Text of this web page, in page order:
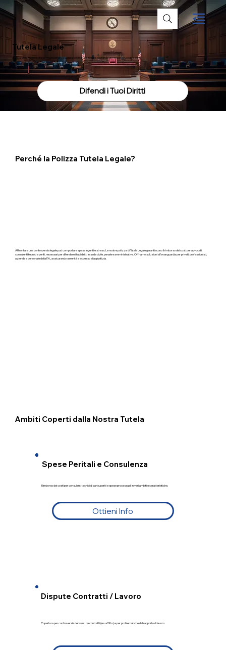
Perché la Polizza Tutela Legale?
Affrontare una controversia legale può comportare spese ingenti e stress. Le nostre polizze di Tutela Legale garantiscono il rimborso dei costi per avvocati,
consulenti tecnici e periti, necessari per difendere i tuoi diritti in sede civile, penale e amministrativa. Offriamo soluzioni all'avanguardia per privati, professionisti,
aziende e personale della P.A., assicurando serenità e accesso alla giustizia.
Tutela Legale
Assicurati la migliore difesa legale per privati, professionisti e aziende, coprendo spese per avvocati e periti.
Difendi i Tuoi Diritti
Dispute Contratti / Lavoro
Copertura per controversie derivanti da contratti (es. affitto) e per problematiche del rapporto di lavoro.
Spese Peritali e Consulenza
Rimborso dei costi per consulenti tecnici di parte, periti e spese processuali in vari ambiti e caratteristiche.
Ottieni Info
Ambiti Coperti dalla Nostra Tutela